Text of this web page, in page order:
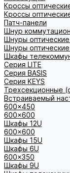
Кроссы
Кроссы
Патч-панели
Шнур
Шнуры
Шнуры
Шкафы
Cерия LITE
Cерия BASIS
Cерия KEYS
Трехсекционные
Встраиваемый
600x450
600x600
Шкафы 12U
600x600
Шкафы 15U
Шкафы 6U
600x350
Шкафы 9U